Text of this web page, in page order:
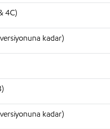
4C)
kadar)
kadar)